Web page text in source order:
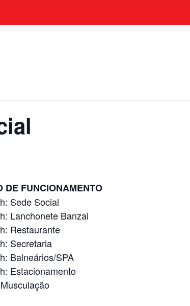
DE FUNCIONAMENTO
Sede Social
Lanchonete Banzai
Restaurante
Secretaria
Balneários/SPA
Estacionamento